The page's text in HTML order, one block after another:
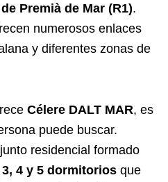
Premià de Mar (R1).
numerosos enlaces
y diferentes zonas de
Célere DALT MAR, es
puede buscar.
residencial formado
4 y 5 dormitorios que